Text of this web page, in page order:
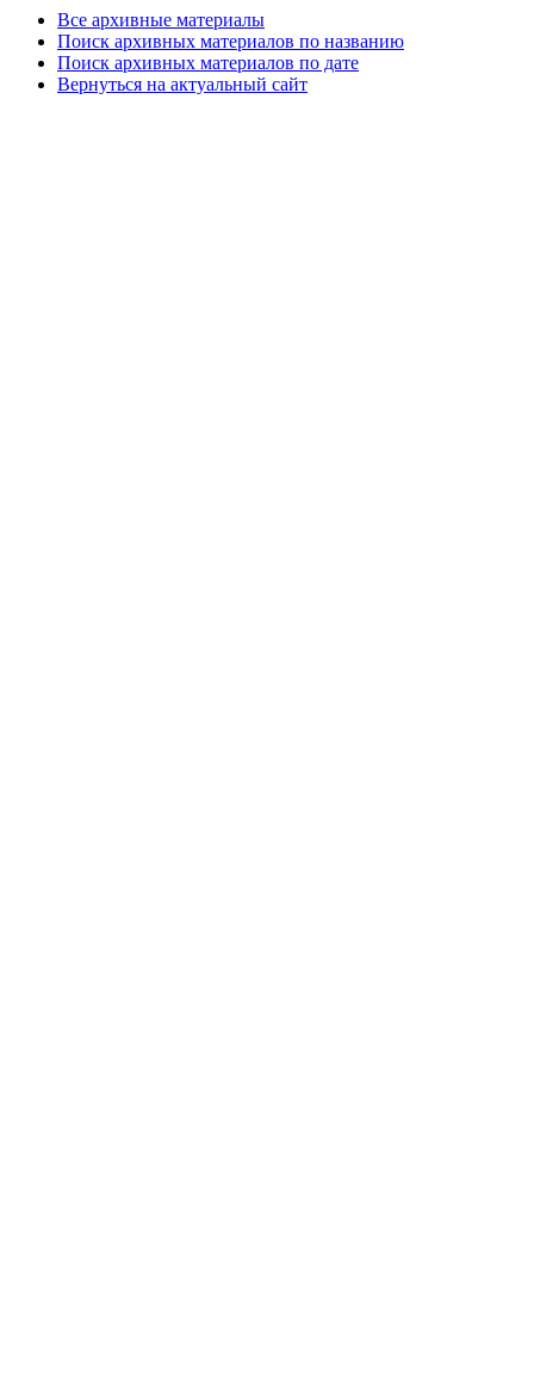
Все архивные материалы
Поиск архивных материалов по названию
Поиск архивных материалов по дате
Вернуться на актуальный сайт